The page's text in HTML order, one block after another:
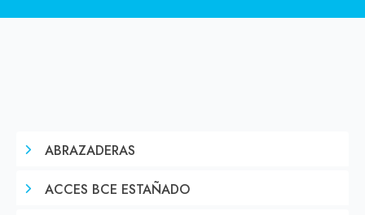
ABRAZADERAS
ACCES BCE ESTAÑADO